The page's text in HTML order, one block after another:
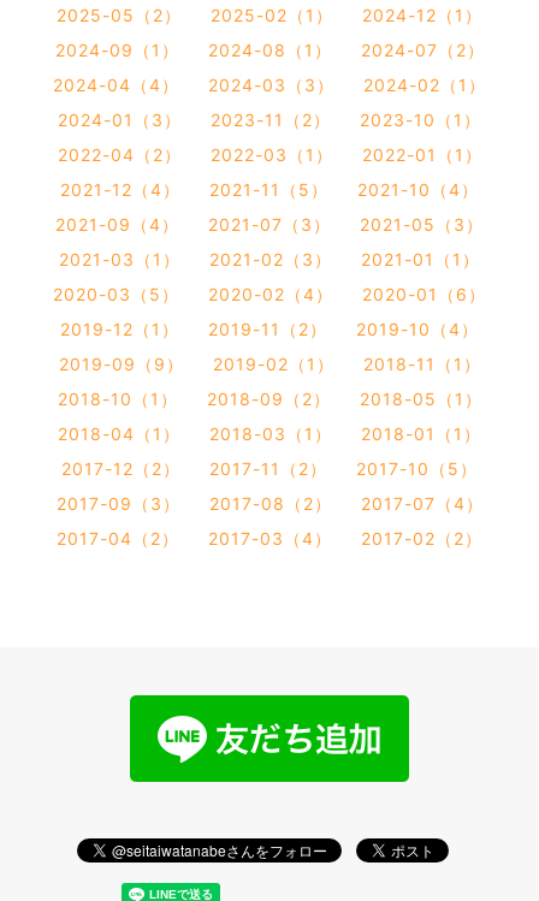
2025-05（2）
2025-02（1）
2024-12（1）
2024-09（1）
2024-08（1）
2024-07（2）
2024-04（4）
2024-03（3）
2024-02（1）
2024-01（3）
2023-11（2）
2023-10（1）
2022-04（2）
2022-03（1）
2022-01（1）
2021-12（4）
2021-11（5）
2021-10（4）
2021-09（4）
2021-07（3）
2021-05（3）
2021-03（1）
2021-02（3）
2021-01（1）
2020-03（5）
2020-02（4）
2020-01（6）
2019-12（1）
2019-11（2）
2019-10（4）
2019-09（9）
2019-02（1）
2018-11（1）
2018-10（1）
2018-09（2）
2018-05（1）
2018-04（1）
2018-03（1）
2018-01（1）
2017-12（2）
2017-11（2）
2017-10（5）
2017-09（3）
2017-08（2）
2017-07（4）
2017-04（2）
2017-03（4） 2017-02（2）